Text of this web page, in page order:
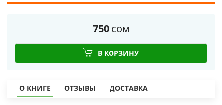
750 сом
В КОРЗИНУ
О КНИГЕ ОТЗЫВЫ ДОСТАВКА